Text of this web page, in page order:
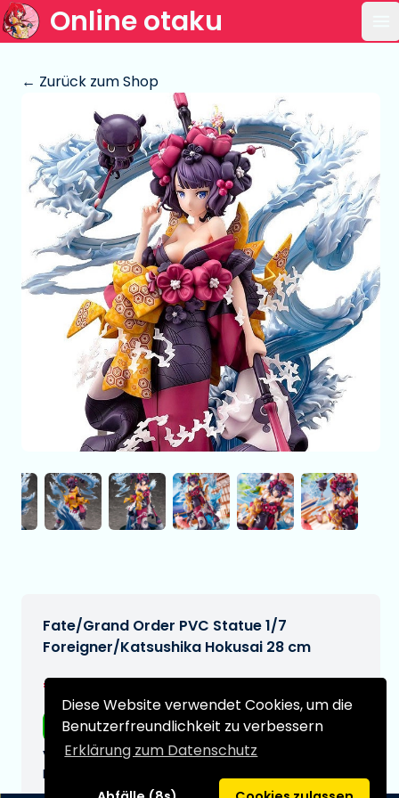
Diese Website verwendet Cookies, um die
Benutzerfreundlichkeit zu verbessern
Erklärung zum Datenschutz
Online otaku
← Zurück zum Shop
Fate/Grand Order PVC Statue 1/7
Foreigner/Katsushika Hokusai 28 cm
€399,99
Kostenloser Versand
Voraussichtliches Lieferdatum:
N/A